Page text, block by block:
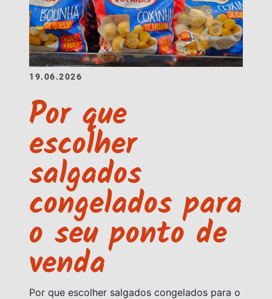
19.06.2026
Por que
escolher
salgados
congelados para
o seu ponto de
venda
Por que escolher salgados congelados para o